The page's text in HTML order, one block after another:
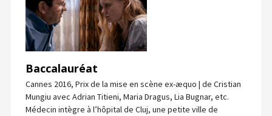
Baccalauréat
Cannes 2016, Prix de la mise en scène ex-æquo | de Cristian
Mungiu avec Adrian Titieni, Maria Dragus, Lia Bugnar, etc.
Médecin intègre à l’hôpital de Cluj, une petite ville de